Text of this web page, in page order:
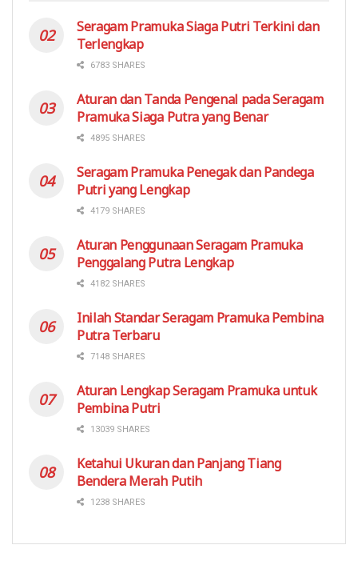
Seragam Pramuka Siaga Putri Terkini dan
Terlengkap
6783 SHARES
Aturan dan Tanda Pengenal pada Seragam
Pramuka Siaga Putra yang Benar
4895 SHARES
Seragam Pramuka Penegak dan Pandega
Putri yang Lengkap
4179 SHARES
Aturan Penggunaan Seragam Pramuka
Penggalang Putra Lengkap
4182 SHARES
Inilah Standar Seragam Pramuka Pembina
Putra Terbaru
7148 SHARES
Aturan Lengkap Seragam Pramuka untuk
Pembina Putri
13039 SHARES
Ketahui Ukuran dan Panjang Tiang
Bendera Merah Putih
1238 SHARES